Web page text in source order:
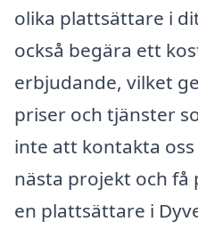
olika plattsättare i
också begära ett
erbjudande, vilket
priser och tjänster
inte att kontakta
nästa projekt och få
en plattsättare i